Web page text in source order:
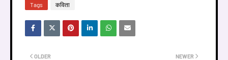
Tags कविता
NEWER
OLDER